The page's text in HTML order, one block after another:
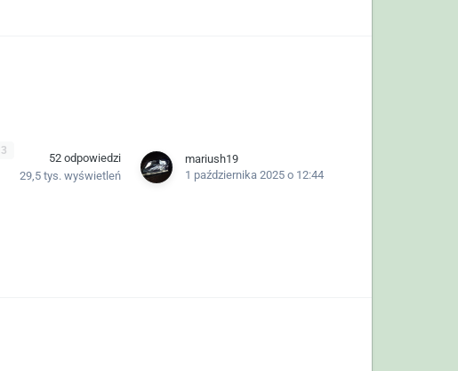
3
52 odpowiedzi
29,5 tys. wyświetleń
mariush19
1 października 2025 o 12:44